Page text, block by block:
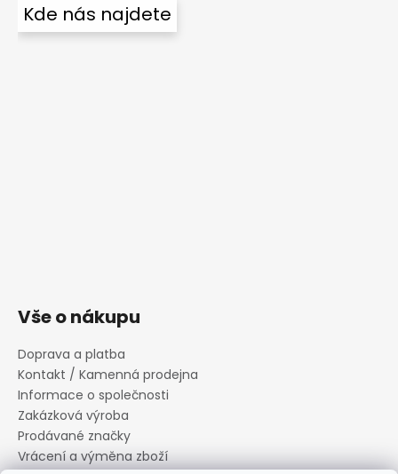
Kde nás najdete
Vše o nákupu
Doprava a platba
Kontakt / Kamenná prodejna
Informace o společnosti
Zakázková výroba
Prodávané značky
Vrácení a výměna zboží